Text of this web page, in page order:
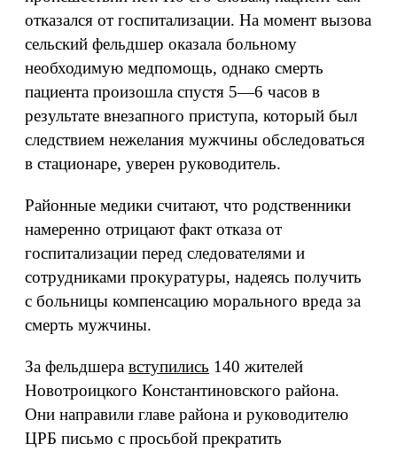
отказался от госпитализации. На момент вызова
сельский фельдшер оказала больному
необходимую медпомощь, однако смерть
пациента произошла спустя 5—6 часов в
результате внезапного приступа, который был
следствием нежелания мужчины обследоваться
в стационаре, уверен руководитель.
Районные медики считают, что родственники
намеренно отрицают факт отказа от
госпитализации перед следователями и
сотрудниками прокуратуры, надеясь получить
с больницы компенсацию морального вреда за
смерть мужчины.
За фельдшера вступились 140 жителей
Новотроицкого Константиновского района.
Они направили главе района и руководителю
ЦРБ письмо с просьбой прекратить